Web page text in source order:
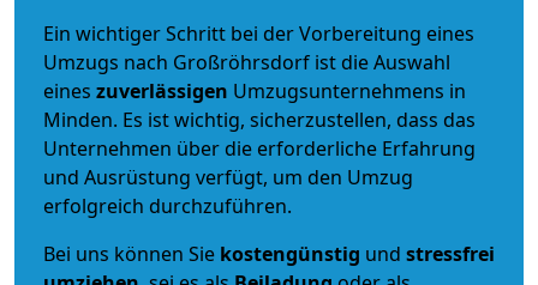
Ein wichtiger Schritt bei der Vorbereitung eines
Umzugs nach Großröhrsdorf ist die Auswahl
eines zuverlässigen Umzugsunternehmens in
Minden. Es ist wichtig, sicherzustellen, dass das
Unternehmen über die erforderliche Erfahrung
und Ausrüstung verfügt, um den Umzug
erfolgreich durchzuführen.
Bei uns können Sie kostengünstig und stressfrei